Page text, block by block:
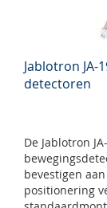
Jablotron JA-
detectoren
De Jablotron
bevestigen
positionering